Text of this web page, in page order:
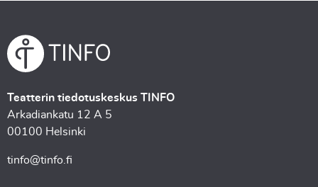
Teatterin tiedotuskeskus TINFO
Arkadiankatu 12 A 5
00100 Helsinki
tinfo@tinfo.fi